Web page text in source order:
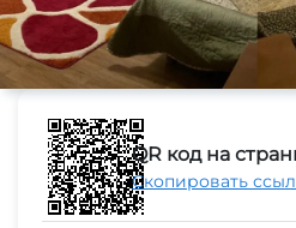
QR код на
Скопировать